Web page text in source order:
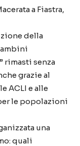
a Fiastra,
della
rimasti senza
grazie al
ACLI e alle
le popolazioni
una
quali